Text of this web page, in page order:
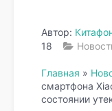
Автор:
18
Главная »
смартфона
состоянии